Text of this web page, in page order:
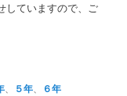
していますので、ご
５年 ６年